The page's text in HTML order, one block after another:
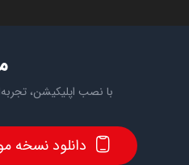
با نصب اپلیکیشن،
دانلود نسخه